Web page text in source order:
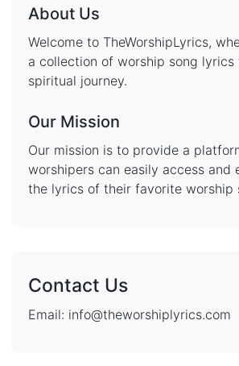
About Us
Welcome to TheWorshipLyrics,
a collection of worship song lyrics
spiritual journey.
Our Mission
Our mission is to provide a
worshipers can easily access and
the lyrics of their favorite worship
Contact Us
Email: info@theworshiplyrics.com